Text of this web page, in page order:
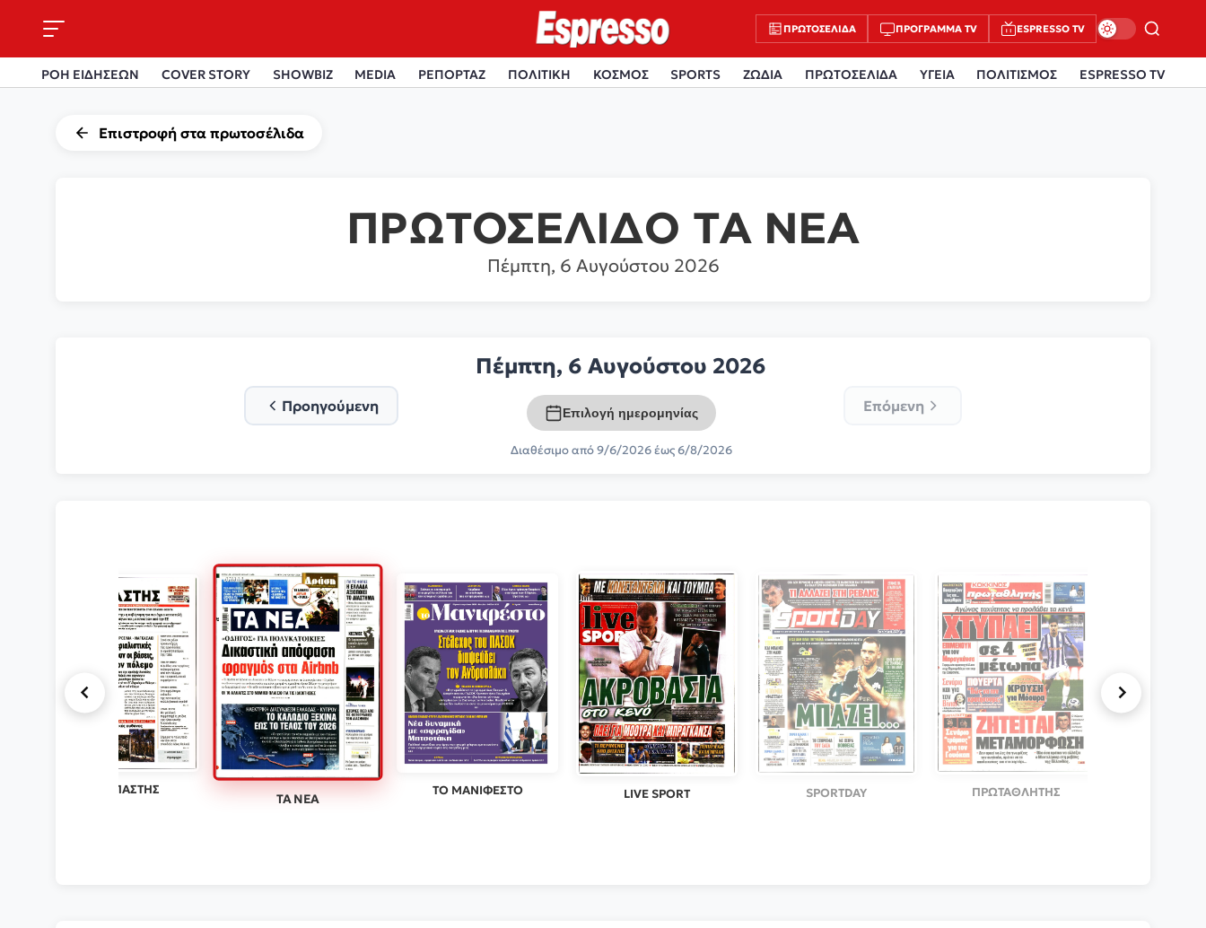
ΠΡΩΤΟΣΈΛΙΔΑ ΠΡΌΓΡΑΜΜΑ TV ESPRESSO TV
ΡΟΗ ΕΙΔΗΣΕΩΝ COVER STORY SHOWBIZ MEDIA ΡΕΠΟΡΤΑΖ ΠΟΛΙΤΙΚΗ ΚΟΣΜΟΣ SPORTS ΖΩΔΙΑ ΠΡΩΤΟΣΕΛΙΔΑ ΥΓΕΙΑ ΠΟΛΙΤΙΣΜΟΣ ESPRESSO TV
Επιστροφή στα πρωτοσέλιδα
ΠΡΩΤΟΣΕΛΙΔΟ ΤΑ ΝΕΑ
Πέμπτη, 6 Αυγούστου 2026
Προηγούμενη
Πέμπτη, 6 Αυγούστου 2026
Επιλογή ημερομηνίας
Διαθέσιμο από 9/6/2026 έως 6/8/2026
Επόμενη
ΡΙΖΟΣΠΑΣΤΗΣ
ΤΑ ΝΕΑ
ΤΟ ΜΑΝΙΦΕΣΤΟ LIVE SPORT SPORTDAY ΠΡΩΤΑΘΛΗΤΗΣ